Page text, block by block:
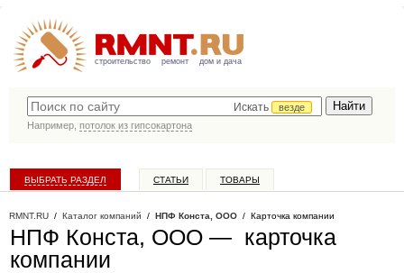
строительство ремонт дом и дача
Искать
везде
Например, потолок из гипсокартона
ВЫБРАТЬ РАЗДЕЛ СТАТЬИ ТОВАРЫ
RMNT.RU / Каталог компаний / НПФ Конста, ООО / Карточка компании
НПФ Конста, ООО — карточка
компании